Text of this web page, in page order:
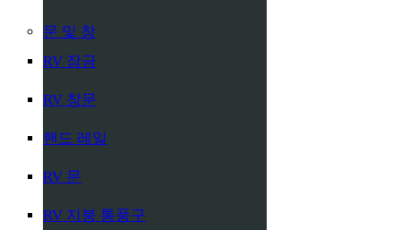
문 및 창
RV 잠금
RV 창문
핸드 레일
RV 문
RV 지붕 통풍구